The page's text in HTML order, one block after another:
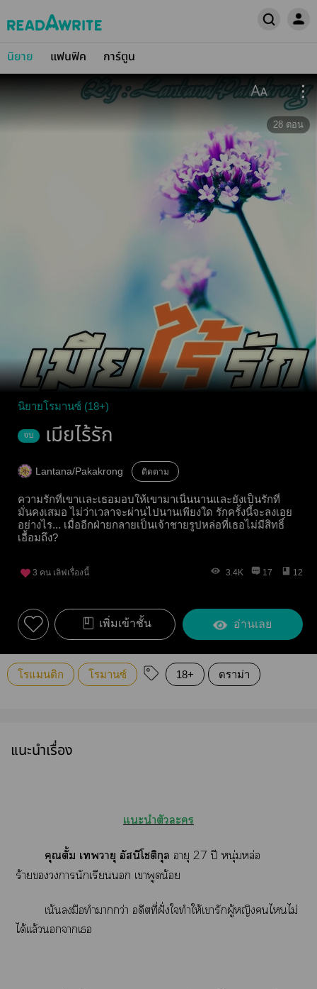
นิยาย แฟนฟิค การ์ตูน
28 ตอน
นิยายโรมานซ์ (18+)
จบ เมียไร้รัก
Lantana/Pakakrong ติดตาม
ความรักที่เขาเเละเธอมอบให้เขามาเนิ่นนานและยังเป็นรักที่
มั่นคงเสมอ ไม่ว่าเวลาจะผ่านไปนานเพียงใด รักครั้งนี้จะลงเอย
อย่างไร... เมื่ออีกฝ่ายกลายเป็นเจ้าชายรูปหล่อที่เธอไม่มีสิทธิ์
เอื้อมถึง?
3 คน เลิฟเรื่องนี้ 3.4K 17 12
เพิ่มเข้าชั้น อ่านเลย
โรแมนติก โรมานซ์ 18+ ดราม่า
แนะนำเรื่อง
เเะนำตัวะ
คุณตั้ม เวายุ อัสนีโชติกุล อายุ 27 ปี หนุ่มหล่อ
ร้ายานักเรียน เาพูดน้อย
เน้นมือทำากว่า อดีตที่ฝั่งใทำให้เารักผู้หญิงไไม่
ได้เเล้วนาเ